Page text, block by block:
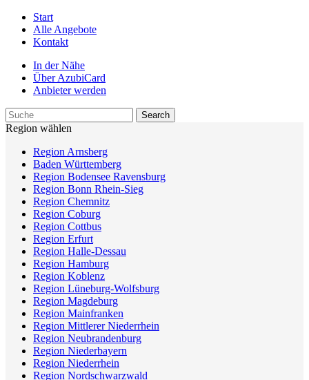
Start
Alle Angebote
Kontakt
In der Nähe
Über AzubiCard
Anbieter werden
Region wählen
Region Arnsberg
Baden Württemberg
Region Bodensee Ravensburg
Region Bonn Rhein-Sieg
Region Chemnitz
Region Coburg
Region Cottbus
Region Erfurt
Region Halle-Dessau
Region Hamburg
Region Koblenz
Region Lüneburg-Wolfsburg
Region Magdeburg
Region Mainfranken
Region Mittlerer Niederrhein
Region Neubrandenburg
Region Niederbayern
Region Niederrhein
Region Nordschwarzwald